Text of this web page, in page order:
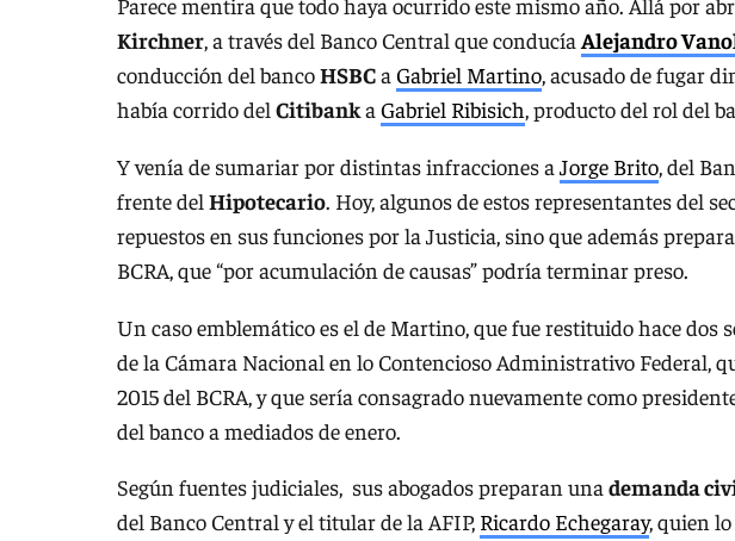
Parece mentira que todo haya ocurrido este mismo año. Allá por
Kirchner, a través del Banco Central que conducía Alejandro
conducción del bancoHSBCa Gabriel Martino, acusado de fugar
había corrido del Citibanka Gabriel Ribisich, producto del rol del
Y venía de sumariar por distintas infracciones a Jorge Brito, del
frente del Hipotecario. Hoy, algunos de estos representantes del
repuestos en sus funciones por la Justicia, sino que además
BCRA, que “por acumulación de causas” podría terminar preso.
Un caso emblemático es el de Martino, que fue restituido hace dos
de la Cámara Nacional en lo Contencioso Administrativo Federal,
2015 del BCRA, y que sería consagrado nuevamente como
del banco a mediados de enero.
Según fuentes judiciales, sus abogados preparan una demanda
del Banco Central y el titular de la AFIP, Ricardo Echegaray, quien